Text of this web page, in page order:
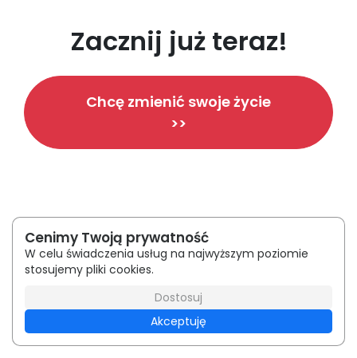
Zacznij już teraz!
Chcę zmienić swoje życie
>>
Regulamin Polityka Prywatności
WebToLearn
Cenimy Twoją prywatność
W celu świadczenia usług na najwyższym poziomie
stosujemy pliki cookies.
Dostosuj
Akceptuję